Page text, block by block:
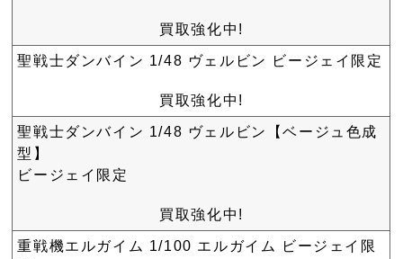
買取強化中!
聖戦士ダンバイン 1/48 ヴェルビン ビージェイ限定
買取強化中!
聖戦士ダンバイン 1/48 ヴェルビン【ベージュ色成
型】
ビージェイ限定
買取強化中!
重戦機エルガイム 1/100 エルガイム ビージェイ限